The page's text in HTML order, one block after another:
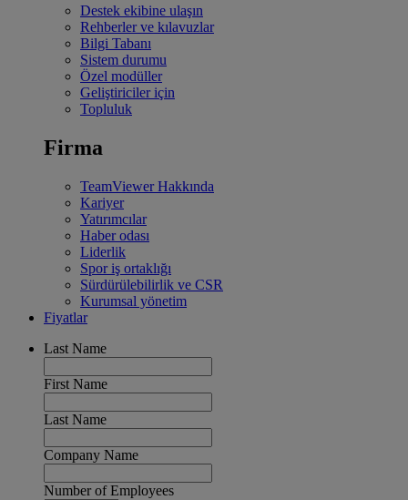
Destek ekibine ulaşın
Rehberler ve kılavuzlar
Bilgi Tabanı
Sistem durumu
Özel modüller
Geliştiriciler için
Topluluk
Firma
TeamViewer Hakkında
Kariyer
Yatırımcılar
Haber odası
Liderlik
Spor iş ortaklığı
Sürdürülebilirlik ve CSR
Kurumsal yönetim
Fiyatlar
Last Name
First Name
Last Name
Company Name
Number of Employees